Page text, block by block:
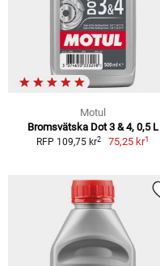
Motul
Bromsvätska Dot 3 & 4, 0,5 L
RFP 109,75 kr2 75,25 kr1